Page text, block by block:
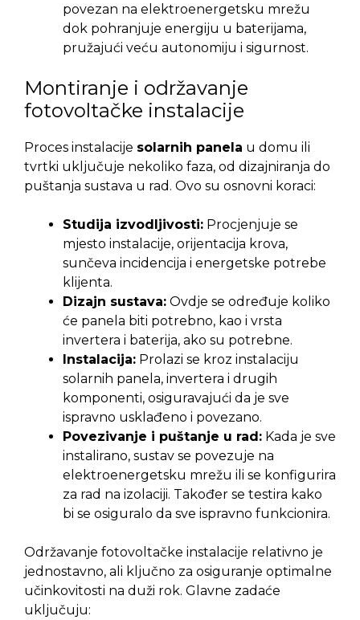
povezan na elektroenergetsku mrežu
dok pohranjuje energiju u baterijama,
pružajući veću autonomiju i sigurnost.
Montiranje i održavanje
fotovoltačke instalacije
Proces instalacije solarnih panela u domu ili
tvrtki uključuje nekoliko faza, od dizajniranja do
puštanja sustava u rad. Ovo su osnovni koraci:
Studija izvodljivosti: Procjenjuje se
mjesto instalacije, orijentacija krova,
sunčeva incidencija i energetske potrebe
klijenta.
Dizajn sustava: Ovdje se određuje koliko
će panela biti potrebno, kao i vrsta
invertera i baterija, ako su potrebne.
Instalacija: Prolazi se kroz instalaciju
solarnih panela, invertera i drugih
komponenti, osiguravajući da je sve
ispravno usklađeno i povezano.
Povezivanje i puštanje u rad: Kada je sve
instalirano, sustav se povezuje na
elektroenergetsku mrežu ili se konfigurira
za rad na izolaciji. Također se testira kako
bi se osiguralo da sve ispravno funkcionira.
Održavanje fotovoltačke instalacije relativno je
jednostavno, ali ključno za osiguranje optimalne
učinkovitosti na duži rok. Glavne zadaće
uključuju: